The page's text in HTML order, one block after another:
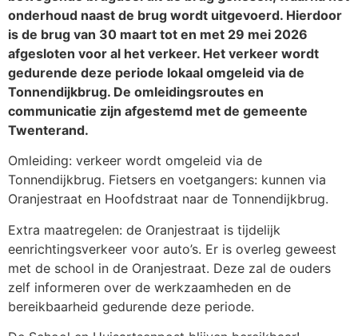
onderhoud naast de brug wordt uitgevoerd. Hierdoor
is de brug van 30 maart tot en met 29 mei 2026
afgesloten voor al het verkeer. Het verkeer wordt
gedurende deze periode lokaal omgeleid via de
Tonnendijkbrug. De omleidingsroutes en
communicatie zijn afgestemd met de gemeente
Twenterand.
Omleiding: verkeer wordt omgeleid via de
Tonnendijkbrug. Fietsers en voetgangers: kunnen via
Oranjestraat en Hoofdstraat naar de Tonnendijkbrug.
Extra maatregelen: de Oranjestraat is tijdelijk
eenrichtingsverkeer voor auto’s. Er is overleg geweest
met de school in de Oranjestraat. Deze zal de ouders
zelf informeren over de werkzaamheden en de
bereikbaarheid gedurende deze periode.